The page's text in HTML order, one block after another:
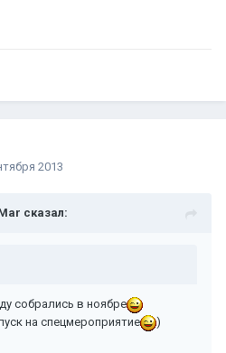
2013
сказал:
собрались в ноябре
на спецмероприятие
)